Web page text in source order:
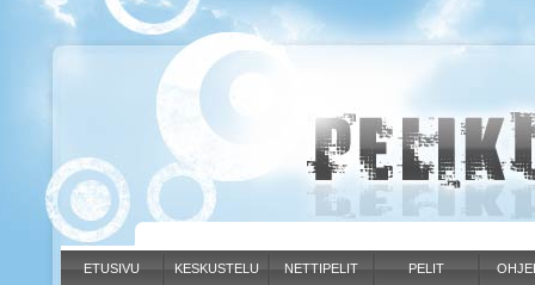
ETUSIVU KESKUSTELU NETTIPELIT PELIT